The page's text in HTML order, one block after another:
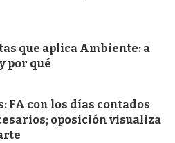
que aplica Ambiente: a
por qué
FA con los días contados
oposición visualiza